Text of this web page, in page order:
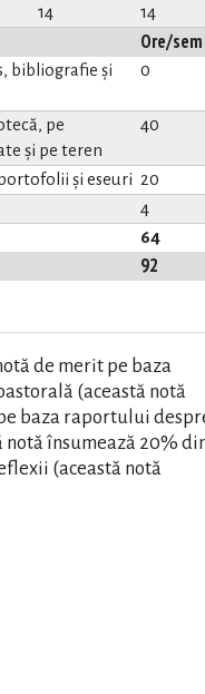
14 14
Ore/sem
92
bibliografie și
0
pe
și pe teren
40
și eseuri 20
4
64
de merit pe baza
(această notă
baza raportului
însumează 20%
(această notă